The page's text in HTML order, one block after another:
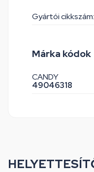
Gyártói cikkszám:
Márka kódok
CANDY
49046318